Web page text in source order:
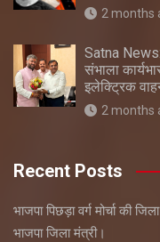
2 months
Satna News:
संभाला
इलेक्ट्रिक
2 months
Recent Posts
भाजपा पिछड़ा वर्ग मोर्चा की
भाजपा जिला मंत्री।